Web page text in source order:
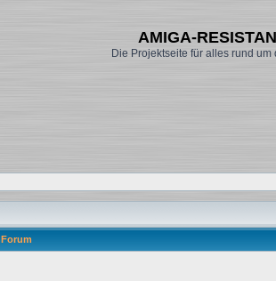
AMIGA-
Die Projektseite für alles rund um
Forum